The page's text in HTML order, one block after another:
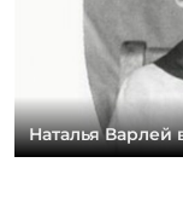
Наталья Варлей